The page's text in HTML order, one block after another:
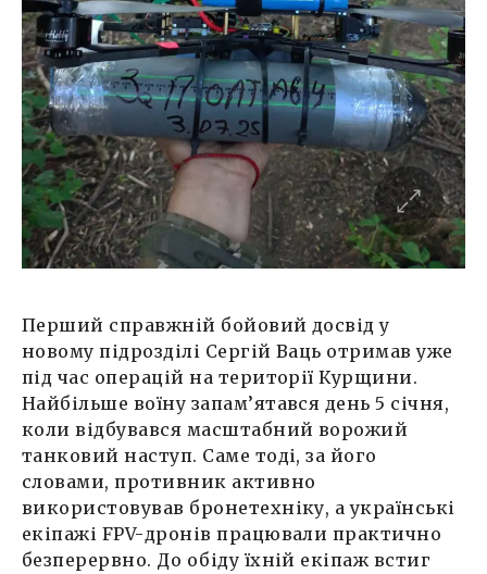
Перший справжній бойовий досвід у
новому підрозділі Сергій Ваць отримав уже
під час операцій на території Курщини.
Найбільше воїну запам’ятався день 5 січня,
коли відбувався масштабний ворожий
танковий наступ. Саме тоді, за його
словами, противник активно
використовував бронетехніку, а українські
екіпажі FPV-дронів працювали практично
безперервно. До обіду їхній екіпаж встиг